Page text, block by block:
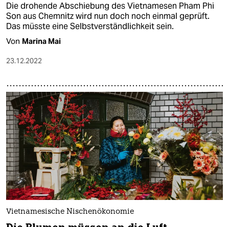
Die drohende Abschiebung des Vietnamesen Pham Phi
Son aus Chemnitz wird nun doch noch einmal geprüft.
Das müsste eine Selbstverständlichkeit sein.
Von Marina Mai
23.12.2022
Vietnamesische Nischenökonomie